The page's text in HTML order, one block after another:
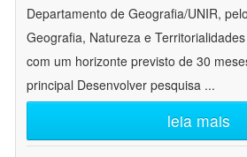
Departamento de Geografia/UNIR,
Geografia, Natureza e Territorialidades
com um horizonte previsto de 30
principal Desenvolver pesquisa ...
leia mais